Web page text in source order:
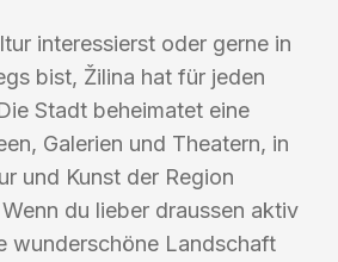
interessierst oder gerne in
bist, Žilina hat für jeden
Stadt beheimatet eine
Galerien und Theatern, in
und Kunst der Region
du lieber draussen aktiv
wunderschöne Landschaft